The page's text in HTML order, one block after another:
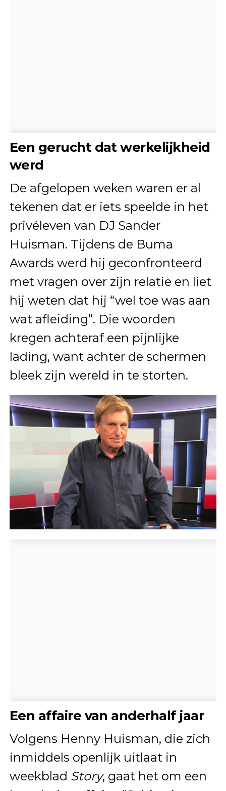
Een gerucht dat werkelijkheid
werd
De afgelopen weken waren er al
tekenen dat er iets speelde in het
privéleven van DJ Sander
Huisman. Tijdens de Buma
Awards werd hij geconfronteerd
met vragen over zijn relatie en liet
hij weten dat hij “wel toe was aan
wat afleiding”. Die woorden
kregen achteraf een pijnlijke
lading, want achter de schermen
bleek zijn wereld in te storten.
Een affaire van anderhalf jaar
Volgens Henny Huisman, die zich
inmiddels openlijk uitlaat in
weekblad Story, gaat het om een